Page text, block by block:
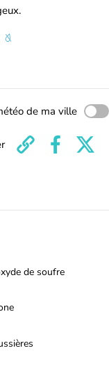
de ma ville
de soufre